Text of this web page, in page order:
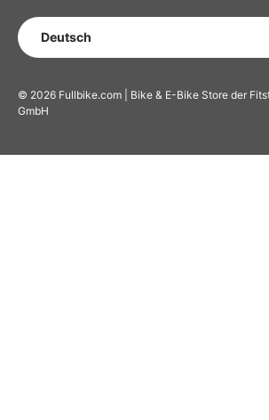
SPRACHE
Deutsch
© 2026 Fullbike.com | Bike & E-Bike Store der
GmbH